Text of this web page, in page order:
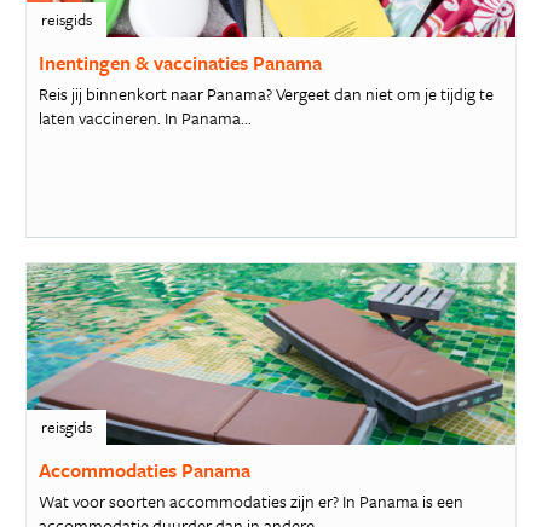
reisgids
Inentingen & vaccinaties Panama
Reis jij binnenkort naar Panama? Vergeet dan niet om je tijdig te
laten vaccineren. In Panama...
reisgids
Accommodaties Panama
Wat voor soorten accommodaties zijn er? In Panama is een